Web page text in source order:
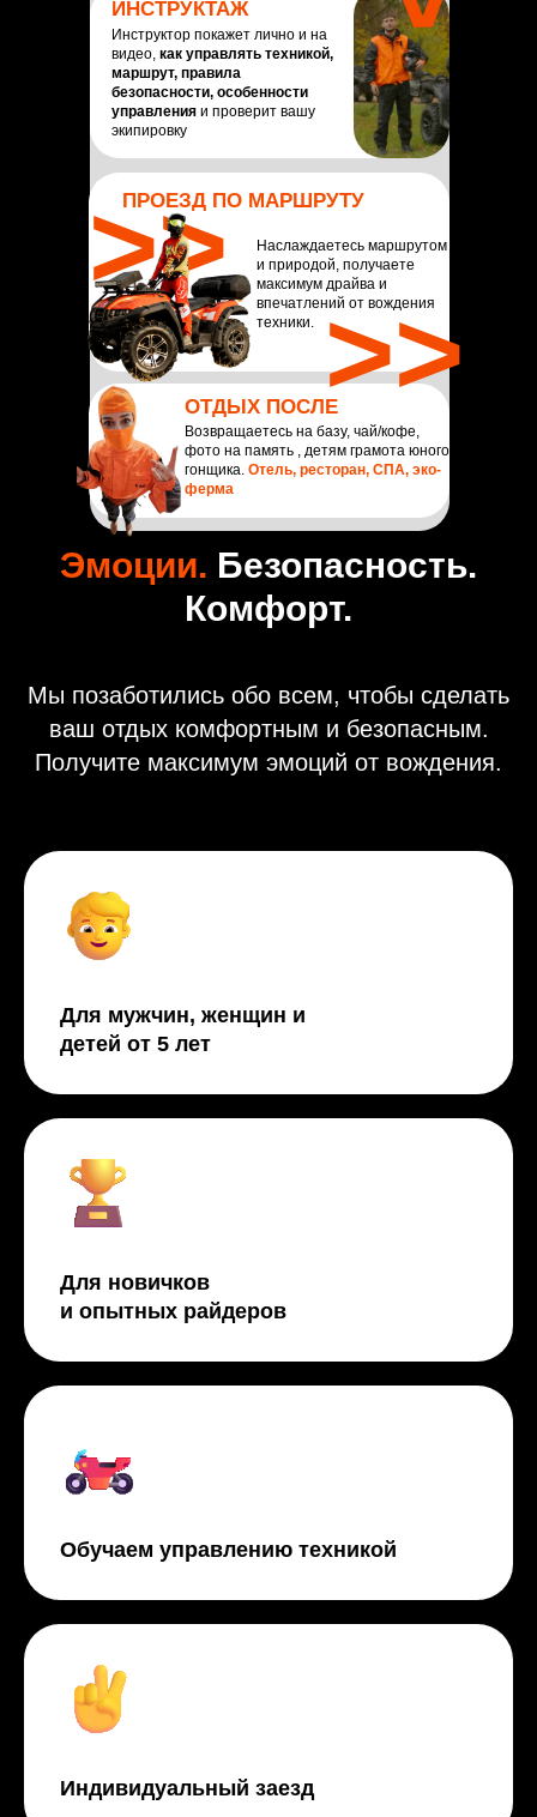
ИНСТРУКТАЖ
Инструктор покажет лично и на
видео, как управлять техникой,
маршрут, правила
безопасности, особенности
управления и проверит вашу
экипировку
ПРОЕЗД ПО МАРШРУТУ
Наслаждаетесь маршрутом
и природой, получаете
максимум драйва и
впечатлений от вождения
техники.
>>
ОТДЫХ ПОСЛЕ
Возвращаетесь на базу, чай/кофе,
фото на память , детям грамота юного
гонщика. Отель, ресторан, СПА, эко-
ферма
>>
Эмоции. Безопасность.
Комфорт.
Мы позаботились обо всем, чтобы сделать
ваш отдых комфортным и безопасным.
Получите максимум эмоций от вождения.
Для мужчин, женщин и
детей от 5 лет
Для новичков
и опытных райдеров
Обучаем управлению техникой
Индивидуальный заезд